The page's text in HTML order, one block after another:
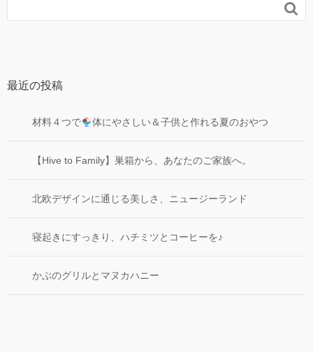

最近の投稿
材料４つで 体にやさしい＆子供と作れる夏のおやつ
【Hive to Family】巣箱から、あなたのご家族へ。
北欧デザインに通じる美しさ、ニュージーランド
寝起きにすっきり、ハチミツとコーヒーを♪
かぶのグリルとマヌカハニー